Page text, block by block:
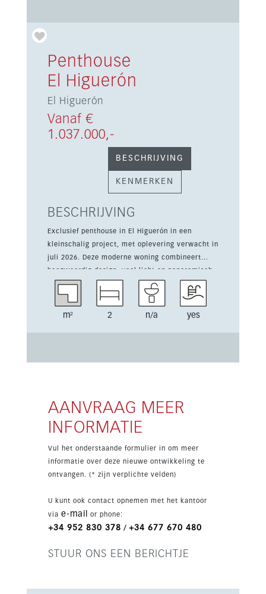
Penthouse
El Higuerón
El Higuerón
Vanaf €
1.037.000,-
BESCHRIJVING
KENMERKEN
BESCHRIJVING
Exclusief penthouse in El Higuerón in een
kleinschalig project, met oplevering verwacht in
juli 2026. Deze moderne woning combineert
hoogwaardig design, veel licht en panoramisch
uitzicht op de Middellandse Zee. De woning
biedt 2 slaapkamers, 105 m² bebouwd oppervlak
vloerverwarming in de badkamers, Climalit-
videobewaking, gemeenschappelijke tuinen,
groene zones, een gym, sauna, spa en
zwembaden met zeezicht. De ligging is rustig,
m² 2 n/a yes
AANVRAAG MEER
INFORMATIE
Vul het onderstaande formulier in om meer
informatie over deze nieuwe ontwikkeling te
ontvangen. (* zijn verplichte velden)
U kunt ook contact opnemen met het kantoor
via e-mail or phone:
+34 952 830 378 / +34 677 670 480
STUUR ONS EEN BERICHTJE